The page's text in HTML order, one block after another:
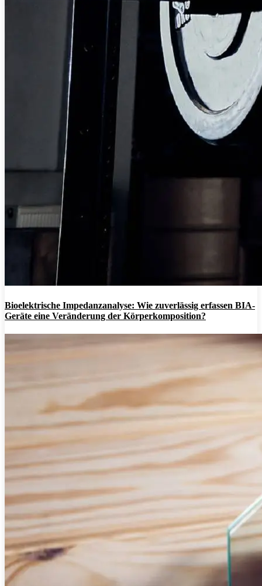
Bioelektrische Impedanzanalyse: Wie zuverlässig erfassen BIA-
Geräte eine Veränderung der Körperkomposition?